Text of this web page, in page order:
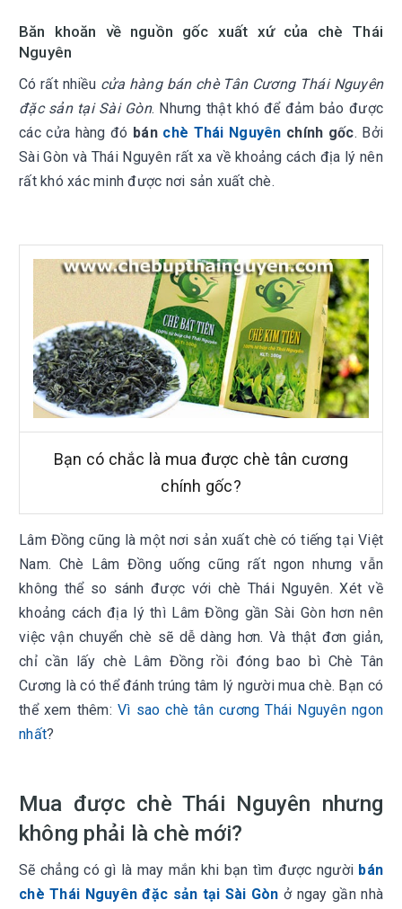
Băn khoăn về nguồn gốc xuất xứ của chè Thái
Nguyên
Có rất nhiều cửa hàng bán chè Tân Cương Thái Nguyên
đặc sản tại Sài Gòn. Nhưng thật khó để đảm bảo được
các cửa hàng đó bán chè Thái Nguyên chính gốc. Bởi
Sài Gòn và Thái Nguyên rất xa về khoảng cách địa lý nên
rất khó xác minh được nơi sản xuất chè.
Bạn có chắc là mua được chè tân cương
chính gốc?
Lâm Đồng cũng là một nơi sản xuất chè có tiếng tại Việt
Nam. Chè Lâm Đồng uống cũng rất ngon nhưng vẫn
không thể so sánh được với chè Thái Nguyên. Xét về
khoảng cách địa lý thì Lâm Đồng gần Sài Gòn hơn nên
việc vận chuyển chè sẽ dễ dàng hơn. Và thật đơn giản,
chỉ cần lấy chè Lâm Đồng rồi đóng bao bì Chè Tân
Cương là có thể đánh trúng tâm lý người mua chè. Bạn có
thể xem thêm: Vì sao chè tân cương Thái Nguyên ngon
nhất?
Mua được chè Thái Nguyên nhưng
không phải là chè mới?
Sẽ chẳng có gì là may mắn khi bạn tìm được người bán
chè Thái Nguyên đặc sản tại Sài Gòn ở ngay gần nhà